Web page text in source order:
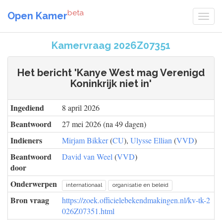
Open Kamerbeta
Kamervraag 2026Z07351
Het bericht 'Kanye West mag Verenigd
Koninkrijk niet in'
Ingediend 8 april 2026
Beantwoord 27 mei 2026 (na 49 dagen)
Indieners Mirjam Bikker(CU), Ulysse Ellian (VVD)
Beantwoord
door
David van Weel (VVD)
Onderwerpen internationaal organisatie en beleid
Bron vraag
https://zoek.officielebekendmakingen.nl/kv-tk-2
026Z07351.html